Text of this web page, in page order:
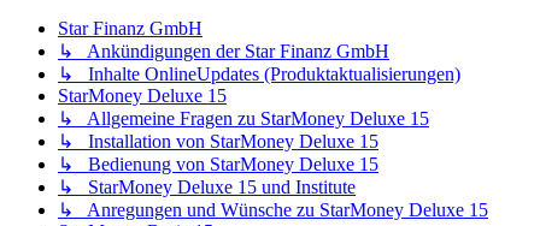
Star Finanz GmbH
↳ Ankündigungen der Star Finanz GmbH
↳ Inhalte OnlineUpdates (Produktaktualisierungen)
StarMoney Deluxe 15
↳ Allgemeine Fragen zu StarMoney Deluxe 15
↳ Installation von StarMoney Deluxe 15
↳ Bedienung von StarMoney Deluxe 15
↳ StarMoney Deluxe 15 und Institute
↳ Anregungen und Wünsche zu StarMoney Deluxe 15